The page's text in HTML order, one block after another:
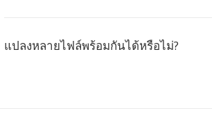
แปลงหลายไฟล์พร้อมกันได้หรือไม่?